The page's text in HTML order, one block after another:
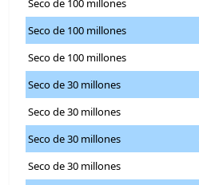
Seco de 100 millones
Seco de 100 millones
Seco de 100 millones
Seco de 30 millones
Seco de 30 millones
Seco de 30 millones
Seco de 30 millones